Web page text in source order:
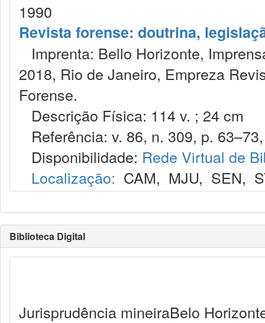
1990
Revista forense: doutrina,
Imprenta: Bello Horizonte,
2018, Rio de Janeiro, Empreza
Forense.
Descrição Física: 114 v. ; 24 cm
Referência: v. 86, n. 309, p.
Disponibilidade: Rede Virtual de
Localização: CAM, MJU, SEN,
Biblioteca Digital
Jurisprudência mineiraBelo